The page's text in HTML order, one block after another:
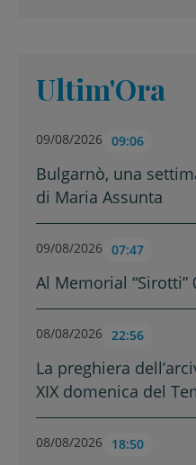
Ultim'Ora
09/08/2026 09:06
Bulgarnò, una
di Maria Assunta
09/08/2026 07:47
Al Memorial “Sirotti”
08/08/2026 22:56
La preghiera
XIX domenica del
08/08/2026 18:50